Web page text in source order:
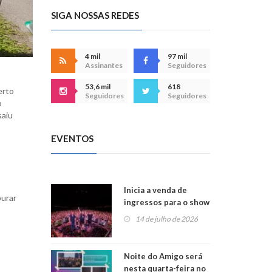
SIGA NOSSAS REDES
4 mil
Assinantes
97 mil
Seguidores
53,6 mil
Seguidores
618
Seguidores
EVENTOS
Inicia a venda de
ingressos para o show
do Jota Quest nos 45
14 de julho de 2026
Noite do Amigo será
nesta quarta-feira no